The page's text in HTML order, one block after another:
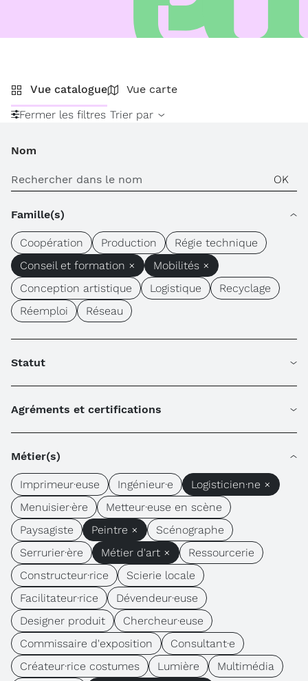
Vue catalogue
Vue carte
Fermer les filtres Trier par
Nom
Famille(s)
Coopération Production
Régie technique
Conseil et formation ×
Mobilités ×
Conception artistique
Logistique
Recyclage
Réemploi
Réseau
Statut
Agréments et certifications
Métier(s)
Imprimeur·euse Ingénieur·e
Logisticien·ne ×
Menuisier·ère
Metteur·euse en scène
Paysagiste
Peintre ×
Scénographe
Serrurier·ère
Métier d'art ×
Ressourcerie
Constructeur·rice
Scierie locale
Facilitateur·rice
Dévendeur·euse
Designer produit
Chercheur·euse
Commissaire d'exposition
Consultant·e
Créateur·rice costumes
Lumière
Multimédia